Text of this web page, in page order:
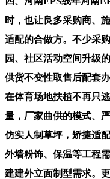
时，也让良多采购商、
适配的合做方。不少采
园、社区活动空间升级
供货不变性取售后配套
在体育场地扶植不再只
量，厂家曲供的模式、
仿实人制草坪，矫捷适
外墙粉饰、保温等工程
建建外立面制型需求。